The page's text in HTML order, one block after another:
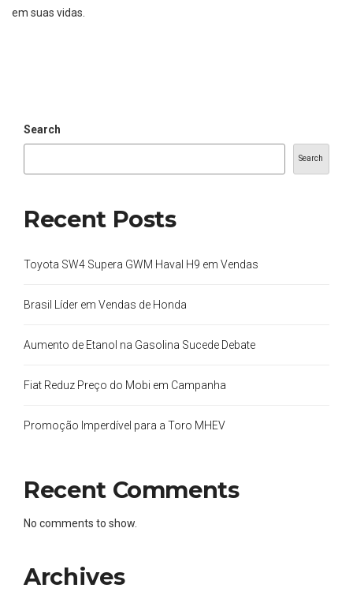
em suas vidas.
Search
Search
Recent Posts
Toyota SW4 Supera GWM Haval H9 em Vendas
Brasil Líder em Vendas de Honda
Aumento de Etanol na Gasolina Sucede Debate
Fiat Reduz Preço do Mobi em Campanha
Promoção Imperdível para a Toro MHEV
Recent Comments
No comments to show.
Archives